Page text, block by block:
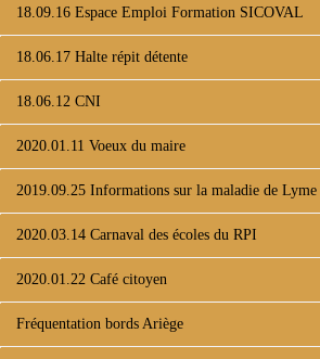
18.09.16 Espace Emploi Formation SICOVAL
18.06.17 Halte répit détente
18.06.12 CNI
2020.01.11 Voeux du maire
2019.09.25 Informations sur la maladie de Lyme
2020.03.14 Carnaval des écoles du RPI
2020.01.22 Café citoyen
Fréquentation bords Ariège